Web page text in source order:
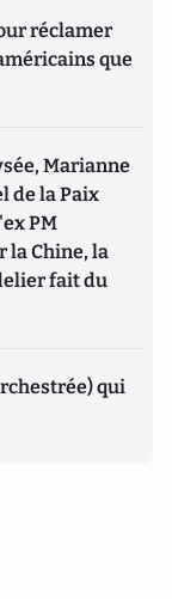
réclamer
que
Marianne
de la Paix
PM
la Chine, la
fait du
qui